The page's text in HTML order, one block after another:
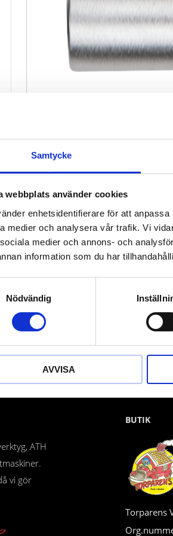
Samtycke
webbplats använder cookies
enhetsidentifierare för att
medier och analysera vår trafik. Vi
medier och annons- och
information som du har
Nödvändig
AVVISA
ATH
vi gör
BUTIK
Torparens